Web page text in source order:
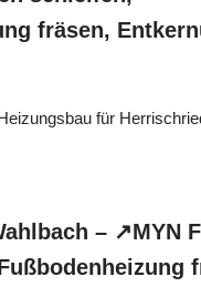
fräsen,
für
– ↗️MYN